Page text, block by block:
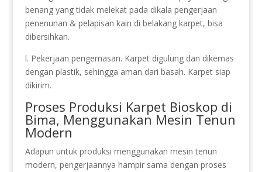
benang yang tidak melekat pada dikala pengerjaan
penenunan & pelapisan kain di belakang karpet, bisa
dibersihkan.
l. Pekerjaan pengemasan. Karpet digulung dan dikemas
dengan plastik, sehingga aman dari basah. Karpet siap
dikirim.
Proses Produksi Karpet Bioskop di
Bima, Menggunakan Mesin Tenun
Modern
Adapun untuk produksi menggunakan mesin tenun
modern, pengerjaannya hampir sama dengan proses